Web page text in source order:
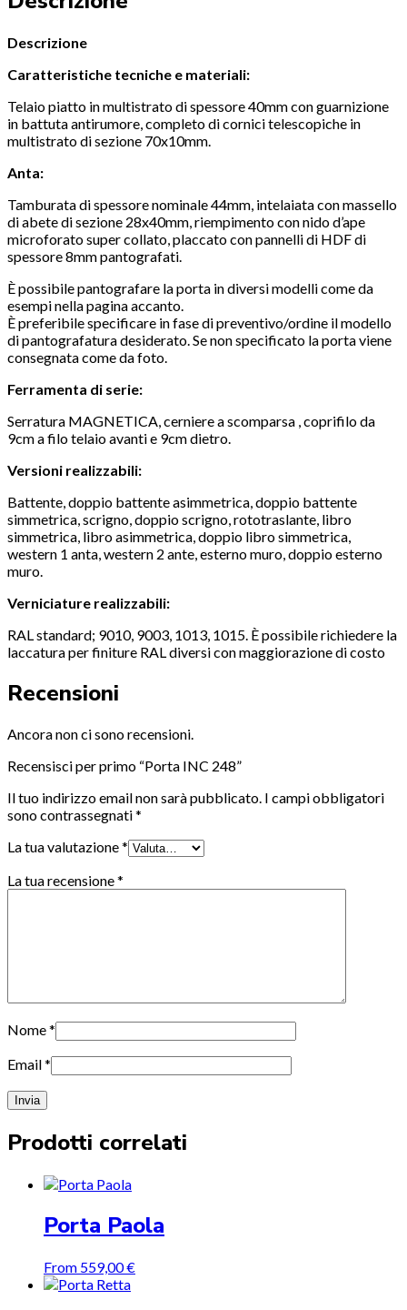
Descrizione
Caratteristiche tecniche e materiali:
Telaio piatto in multistrato di spessore 40mm con guarnizione
in battuta antirumore, completo di cornici telescopiche in
multistrato di sezione 70x10mm.
Anta:
Tamburata di spessore nominale 44mm, intelaiata con massello
di abete di sezione 28x40mm, riempimento con nido d’ape
microforato super collato, placcato con pannelli di HDF di
spessore 8mm pantografati.
È possibile pantografare la porta in diversi modelli come da
esempi nella pagina accanto.
È preferibile specificare in fase di preventivo/ordine il modello
di pantografatura desiderato. Se non specificato la porta viene
consegnata come da foto.
Ferramenta di serie:
Serratura MAGNETICA, cerniere a scomparsa , coprifilo da
9cm a filo telaio avanti e 9cm dietro.
Versioni realizzabili:
Battente, doppio battente asimmetrica, doppio battente
simmetrica, scrigno, doppio scrigno, rototraslante, libro
simmetrica, libro asimmetrica, doppio libro simmetrica,
western 1 anta, western 2 ante, esterno muro, doppio esterno
muro.
Verniciature realizzabili:
RAL standard; 9010, 9003, 1013, 1015. È possibile richiedere la
laccatura per finiture RAL diversi con maggiorazione di costo
Recensioni
Ancora non ci sono recensioni.
Recensisci per primo “Porta INC 248”
Il tuo indirizzo email non sarà pubblicato. I campi obbligatori
sono contrassegnati*
La tua valutazione*
La tua recensione*
Nome*
Email*
Prodotti correlati
Porta Paola
From 559,00€